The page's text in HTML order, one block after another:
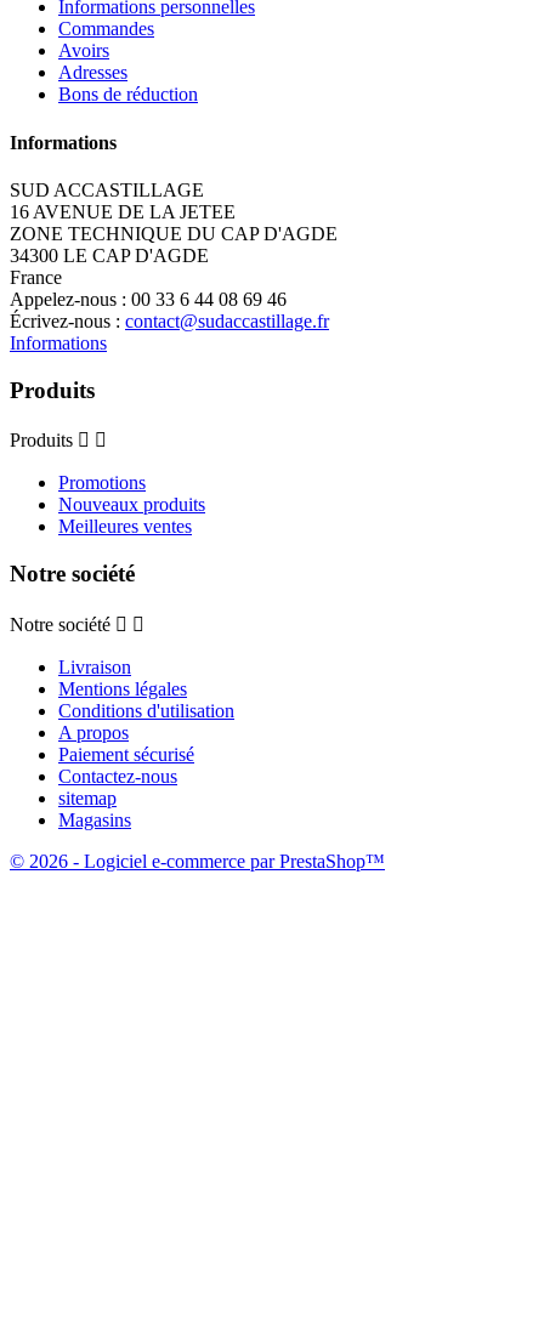
Informations personnelles
Commandes
Avoirs
Adresses
Bons de réduction
Informations
SUD ACCASTILLAGE
16 AVENUE DE LA JETEE
ZONE TECHNIQUE DU CAP D'AGDE
34300 LE CAP D'AGDE
France
Appelez-nous : 00 33 6 44 08 69 46
Écrivez-nous : contact@sudaccastillage.fr
Informations
Produits
Produits  
Promotions
Nouveaux produits
Meilleures ventes
Notre société
Notre société  
Livraison
Mentions légales
Conditions d'utilisation
A propos
Paiement sécurisé
Contactez-nous
sitemap
Magasins
© 2026 - Logiciel e-commerce par PrestaShop™